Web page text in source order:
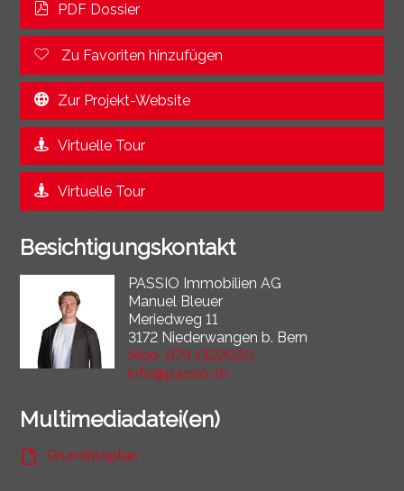
PDF Dossier
Zu Favoriten hinzufügen
Zur Projekt-Website
Virtuelle Tour
Virtuelle Tour
Besichtigungskontakt
PASSIO Immobilien AG
Manuel Bleuer
Meriedweg 11
3172 Niederwangen b. Bern
Mob. 079 1322020
info@passio.ch
Multimediadatei(en)
Grundrissplan